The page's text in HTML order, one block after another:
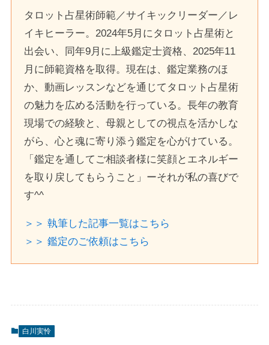
タロット占星術師範／サイキックリーダー／レ
イキヒーラー。2024年5月にタロット占星術と
出会い、同年9月に上級鑑定士資格、2025年11
月に師範資格を取得。現在は、鑑定業務のほ
か、動画レッスンなどを通じてタロット占星術
の魅力を広める活動を行っている。長年の教育
現場での経験と、母親としての視点を活かしな
がら、心と魂に寄り添う鑑定を心がけている。
「鑑定を通してご相談者様に笑顔とエネルギー
を取り戻してもらうこと」ーそれが私の喜びで
す^^
＞＞ 執筆した記事一覧はこちら
＞＞ 鑑定のご依頼はこちら
白川実怜